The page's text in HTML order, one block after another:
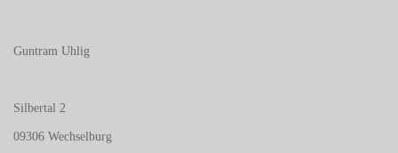
Guntram Uhlig
Silbertal 2
09306 Wechselburg